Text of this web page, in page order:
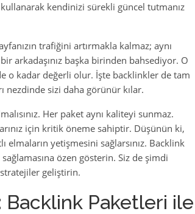
kendinizi sürekli güncel tutmanız
trafiğini artırmakla kalmaz; aynı
arkadaşınız başka birinden bahsediyor. O
o kadar değerli olur. İşte backlinkler de tam
nezdinde sizi daha görünür kılar.
Her paket aynı kaliteyi sunmaz.
için kritik öneme sahiptir. Düşünün ki,
yetişmesini sağlarsınız. Backlink
özen gösterin. Siz de şimdi
geliştirin.
Backlink Paketleri ile